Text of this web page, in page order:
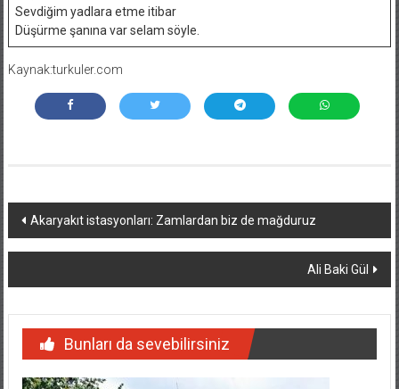
Sevdiğim yadlara etme itibar
Düşürme şanına var selam söyle.
Kaynak:turkuler.com
Yazı
dolaşımı
Akaryakıt istasyonları: Zamlardan biz de mağduruz
Ali Baki Gül
Bunları da sevebilirsiniz